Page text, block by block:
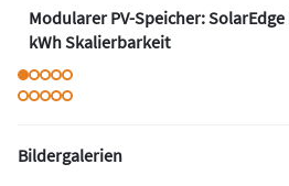
Modularer PV-Speicher:
kWh Skalierbarkeit
Bildergalerien